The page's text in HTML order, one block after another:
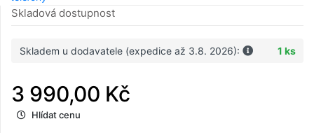
Skladová dostupnost
Skladem u dodavatele (expedice až 3.8. 2026): 1 ks
3 990,00 Kč
Hlídat cenu